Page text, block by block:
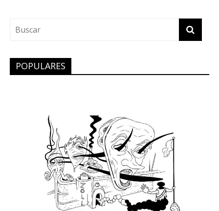
POPULARES